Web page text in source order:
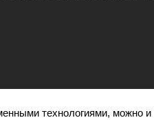
технологиями, можно и